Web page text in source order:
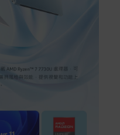
Master Card及JCB卡
12期0利率
擬帳戶